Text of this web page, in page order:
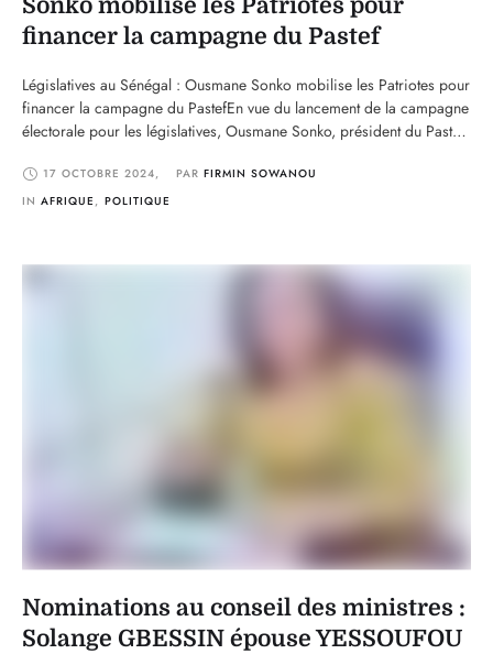
Sonko mobilise les Patriotes pour
financer la campagne du Pastef
Législatives au Sénégal : Ousmane Sonko mobilise les Patriotes pour
financer la campagne du PastefEn vue du lancement de la campagne
électorale pour les législatives, Ousmane Sonko, président du Pastef
sympathisants de son parti. Dans un message diffusé à cette
occasion, il a lancé …
17 OCTOBRE 2024, PAR FIRMIN SOWANOU
IN AFRIQUE , POLITIQUE
Nominations au conseil des ministres :
Solange GBESSIN épouse YESSOUFOU